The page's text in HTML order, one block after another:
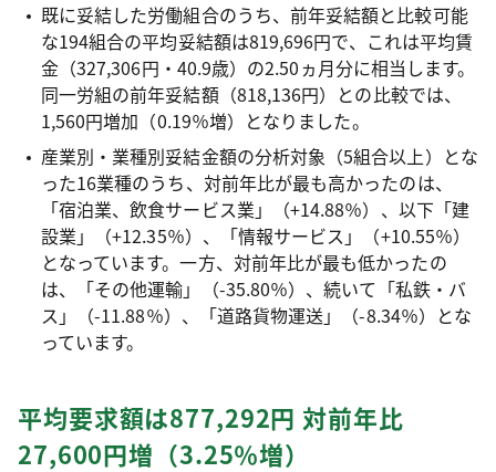
既に妥結した労働組合のうち、前年妥結額と比較可能
な194組合の平均妥結額は819,696円で、これは平均賃
金（327,306円・40.9歳）の2.50ヵ月分に相当します。
同一労組の前年妥結額（818,136円）との比較では、
1,560円増加（0.19％増）となりました。
産業別・業種別妥結金額の分析対象（5組合以上）とな
った16業種のうち、対前年比が最も高かったのは、
「宿泊業、飲食サービス業」（+14.88％）、以下「建
設業」（+12.35％）、「情報サービス」（+10.55％）
となっています。一方、対前年比が最も低かったの
は、「その他運輸」（-35.80％）、続いて「私鉄・バ
ス」（-11.88％）、「道路貨物運送」（-8.34％）とな
っています。
平均要求額は877,292円 対前年比
27,600円増（3.25％増）